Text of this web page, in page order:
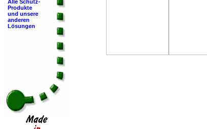
Alle Schutz-
Produkte
und unsere
anderen
Lösungen